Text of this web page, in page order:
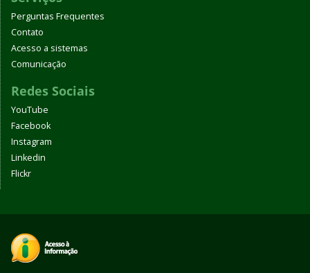
Perguntas Frequentes
Contato
Acesso a sistemas
Comunicação
Redes Sociais
YouTube
Facebook
Instagram
Linkedin
Flickr